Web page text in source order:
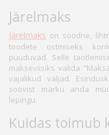
Järelmaks
Järelmaks on soodne,
toodete ostmiseks
puuduvad. Selle
makseviisiks valida
vajalikud väljad.
soovist märku anda
lepingu.
Kuidas toimub